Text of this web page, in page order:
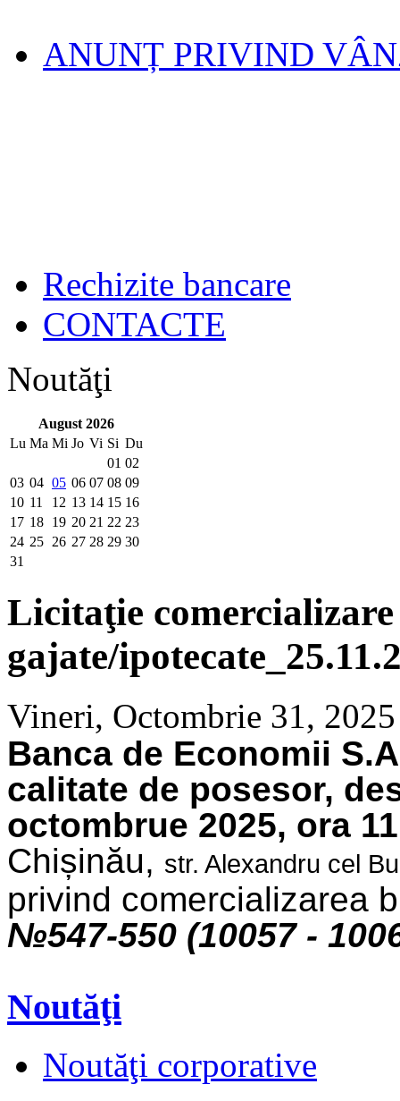
ANUNȚ PRIVIND
Rechizite bancare
CONTACTE
Noutăţi
August 2026
Lu Ma Mi Jo Vi Si Du
01 02
03 04 05 06 07 08 09
10 11 12 13 14 15 16
17 18 19 20 21 22 23
24 25 26 27 28 29 30
31
Licitaţie
gajate/
Vineri, Octombrie 31, 2025
Banca de Economii
calitate de posesor,
octombrue 2025, ora
Chișinău, str. Alexandru cel
privind comercializarea
№547-550 (10057 -
Noutăţi
Noutăţi corporative